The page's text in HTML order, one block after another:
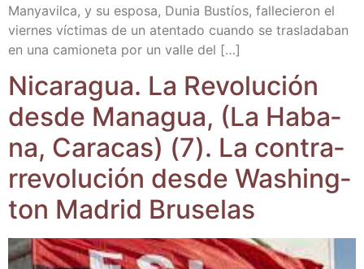
Man­ya­vil­ca, y su espo­sa, Dunia Bus­tíos, falle­cie­ron el
vier­nes víc­ti­mas de un aten­ta­do cuan­do se tras­la­da­ban
en una camio­ne­ta por un valle del […]
Nica­ra­gua. La Revo­lu­ción
des­de Mana­gua, (La Haba­
na, Cara­cas) (7). La con­tra­
rre­vo­lu­ción des­de Washing­
ton Madrid Bruselas